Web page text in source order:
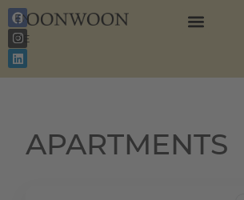
EN
DE
APARTMENTS